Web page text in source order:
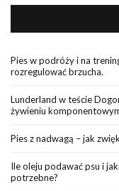
Pies w podróży i na
rozregulować brzucha.
Lunderland w teście
żywieniu
Pies z nadwagą – jak
Ile oleju podawać psu i
potrzebne?